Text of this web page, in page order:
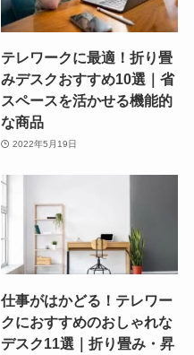
テレワークに最適！折り畳
みデスクおすすめ10選｜省
スペースを活かせる機能的
な商品
2022年5月19日
仕事がはかどる！テレワー
クにおすすめのおしゃれな
デスク11選｜折り畳み・昇